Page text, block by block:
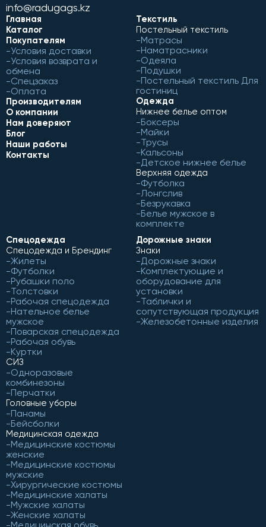
info@radugags.kz
Главная
Каталог
Покупателям
Условия доставки
Условия возврата и
обмена
Спецзаказ
Оплата
Производителям
О компании
Нам доверяют
Блог
Наши работы
Контакты
Текстиль
Постельный текстиль
Матрасы
Наматрасники
Одеяла
Подушки
Постельный текстиль Для
гостиниц
Одежда
Нижнее белье оптом
Боксеры
Майки
Трусы
Кальсоны
Детское нижнее белье
Верхняя одежда
Футболка
Лонгслив
Безрукавка
Белье мужское в
комплекте
Спецодежда
Спецодежда и Брендинг
Жилеты
Футболки
Рубашки поло
Толстовки
Рабочая спецодежда
Нательное белье
мужское
Поварская спецодежда
Рабочая обувь
Куртки
СИЗ
Одноразовые
комбинезоны
Перчатки
Головные уборы
Панамы
Бейсболки
Медицинская одежда
Медицинские костюмы
женские
Медицинские костюмы
мужские
Хирургические костюмы
Медицинские халаты
Мужские халаты
Женские халаты
Дорожные знаки
Знаки
Дорожные знаки
Комплектующие и
оборудование для
установки
Таблички и
сопутствующая продукция
Железобетонные изделия